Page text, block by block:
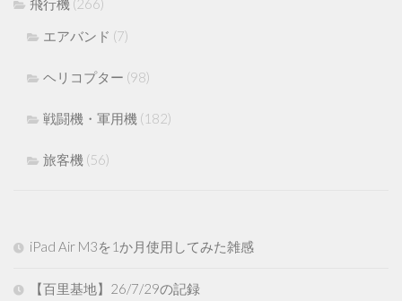
エアバンド (7)
ヘリコプター (98)
戦闘機・軍用機 (182)
旅客機 (56)
iPad Air M3を1か月使用してみた雑感
【百里基地】26/7/29の記録